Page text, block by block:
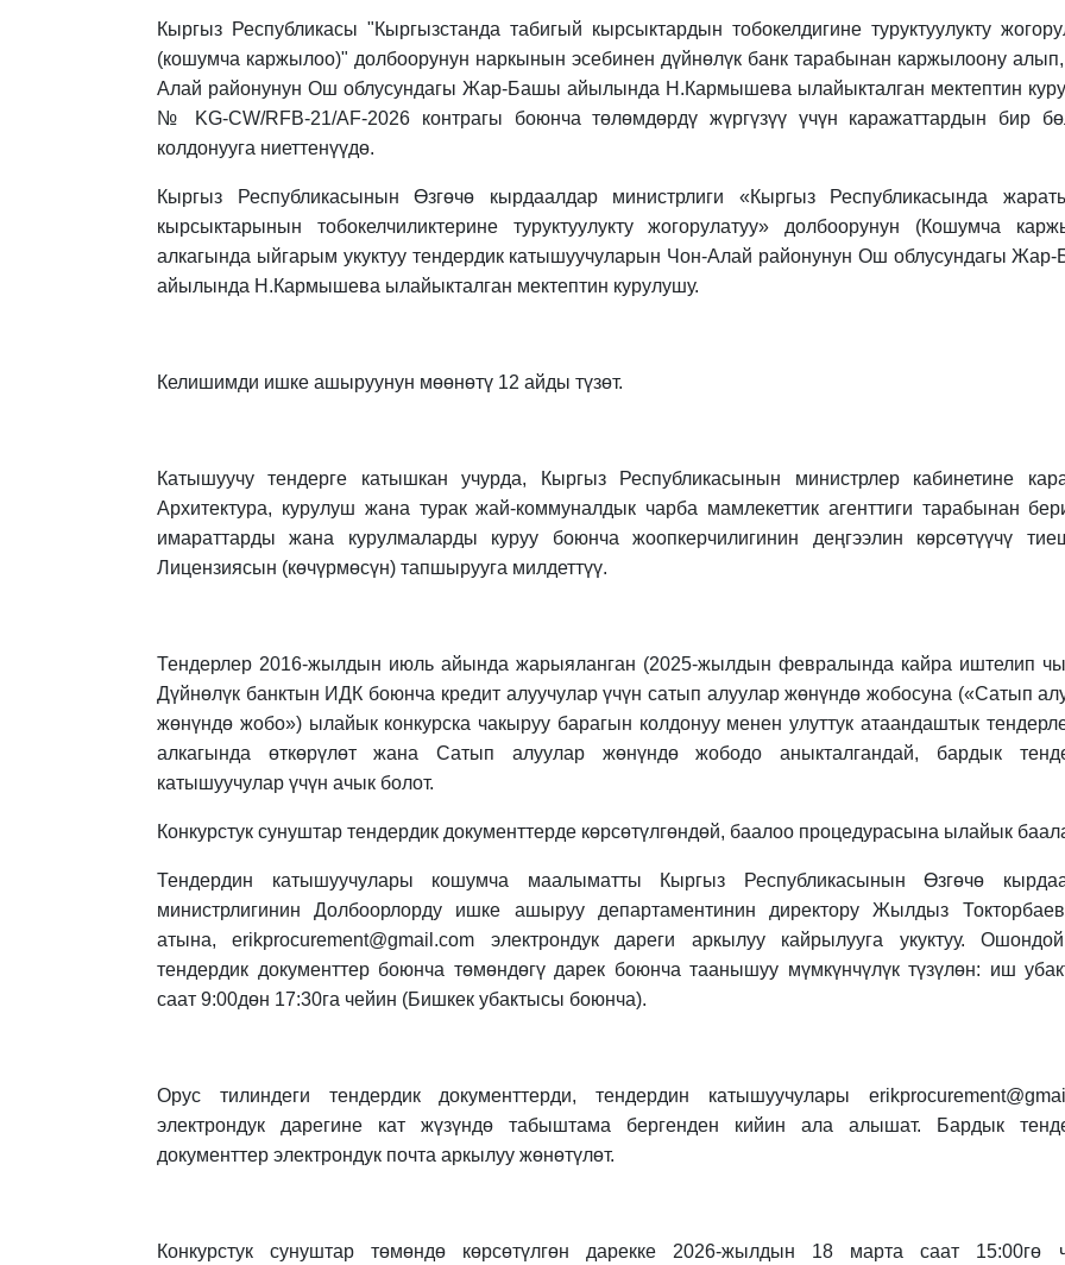
Кыргыз Республикасы "Кыргызстанда табигый кырсыктардын тобокелдигине туруктуулукту
(кошумча каржылоо)" долбоорунун наркынын эсебинен дүйнөлүк банк тарабынан каржылоону
Алай районунун Ош облусундагы Жар-Башы айылында Н.Кармышева ылайыкталган мектептин
№ KG-CW/RFB-21/AF-2026 контрагы боюнча төлөмдөрдү жүргүзүү үчүн каражаттардын бир
колдонууга ниеттенүүдө.
Кыргыз Республикасынын Өзгөчө кырдаалдар министрлиги «Кыргыз Республикасында
кырсыктарынын тобокелчиликтерине туруктуулукту жогорулатуу» долбоорунун (Кошумча
алкагында ыйгарым укуктуу тендердик катышуучуларын Чон-Алай районунун Ош облусундагы
айылында Н.Кармышева ылайыкталган мектептин курулушу.
Келишимди ишке ашыруунун мөөнөтү 12 айды түзөт.
Катышуучу тендерге катышкан учурда, Кыргыз Республикасынын министрлер кабинетине
Архитектура, курулуш жана турак жай-коммуналдык чарба мамлекеттик агенттиги тарабынан
имараттарды жана курулмаларды куруу боюнча жоопкерчилигинин деңгээлин көрсөтүүчү
Лицензиясын (көчүрмөсүн) тапшырууга милдеттүү.
Тендерлер 2016-жылдын июль айында жарыяланган (2025-жылдын февралында кайра иштелип
Дүйнөлүк банктын ИДК боюнча кредит алуучулар үчүн сатып алуулар жөнүндө жобосуна («Сатып
жөнүндө жобо») ылайык конкурска чакыруу барагын колдонуу менен улуттук атаандаштык
алкагында өткөрүлөт жана Сатып алуулар жөнүндө жободо аныкталгандай, бардык
катышуучулар үчүн ачык болот.
Конкурстук сунуштар тендердик документтерде көрсөтүлгөндөй, баалоо процедурасына ылайык
Тендердин катышуучулары кошумча маалыматты Кыргыз Республикасынын Өзгөчө
министрлигинин Долбоорлорду ишке ашыруу департаментинин директору Жылдыз
атына, erikprocurement@gmail.com электрондук дареги аркылуу кайрылууга укуктуу.
тендердик документтер боюнча төмөндөгү дарек боюнча таанышуу мүмкүнчүлүк түзүлөн: иш
саат 9:00дөн 17:30га чейин (Бишкек убактысы боюнча).
Орус тилиндеги тендердик документтерди, тендердин катышуучулары
электрондук дарегине кат жүзүндө табыштама бергенден кийин ала алышат. Бардык
документтер электрондук почта аркылуу жөнөтүлөт.
Конкурстук сунуштар төмөндө көрсөтүлгөн дарекке 2026-жылдын 18 мартасаат 15:00гө